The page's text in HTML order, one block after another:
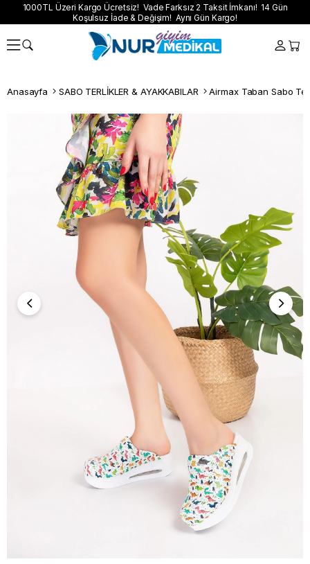
1000TL Üzeri Kargo Ücretsiz! Vade Farksız 2 Taksit İmkanı! 14 Gün
Koşulsuz İade & Değişim! Aynı Gün Kargo!
Anasayfa SABO TERLİKLER & AYAKKABILAR Airmax Taban Sabo